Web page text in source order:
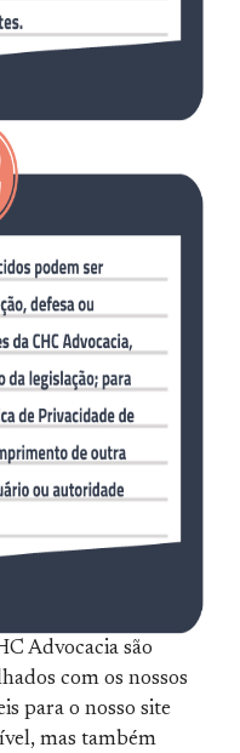
Advocacia são
com os nossos
para o nosso site
mas também